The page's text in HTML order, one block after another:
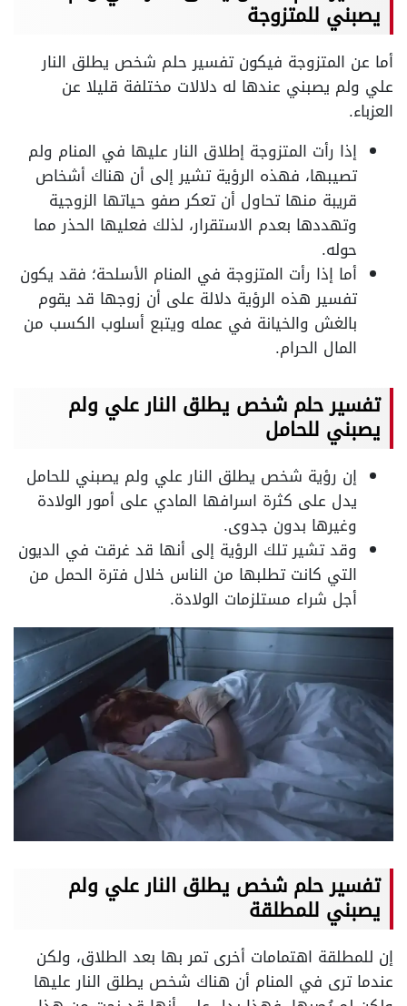
يصبني للمتزوجة
أما عن المتزوجة فيكون تفسير حلم شخص يطلق النار
علي ولم يصبني عندها له دلالات مختلفة قليلا عن
العزباء.
إذا رأت المتزوجة إطلاق النار عليها في المنام ولم
تصيبها، فهذه الرؤية تشير إلى أن هناك أشخاص
قريبة منها تحاول أن تعكر صفو حياتها الزوجية
وتهددها بعدم الاستقرار، لذلك فعليها الحذر مما
حوله.
أما إذا رأت المتزوجة في المنام الأسلحة؛ فقد يكون
تفسير هذه الرؤية دلالة على أن زوجها قد يقوم
بالغش والخيانة في عمله ويتبع أسلوب الكسب من
المال الحرام.
تفسير حلم شخص يطلق النار علي ولم
يصبني للحامل
إن رؤية شخص يطلق النار علي ولم يصبني للحامل
يدل على كثرة اسرافها المادي على أمور الولادة
وغيرها بدون جدوى.
وقد تشير تلك الرؤية إلى أنها قد غرقت في الديون
التي كانت تطلبها من الناس خلال فترة الحمل من
أجل شراء مستلزمات الولادة.
تفسير حلم شخص يطلق النار علي ولم
يصبني للمطلقة
إن للمطلقة اهتمامات أخرى تمر بها بعد الطلاق، ولكن
عندما ترى في المنام أن هناك شخص يطلق النار عليها